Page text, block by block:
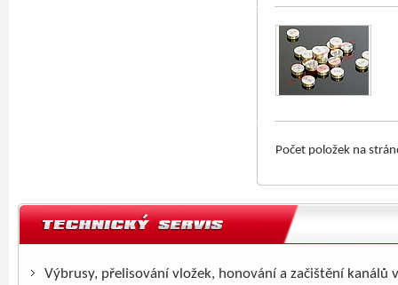
Počet položek na
Výbrusy, přelisování vložek, honování a začištění kanálů